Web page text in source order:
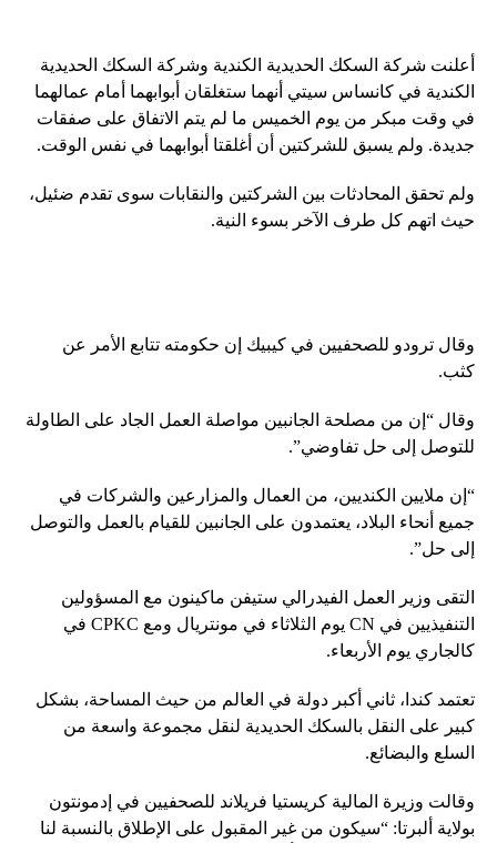
أعلنت شركة السكك الحديدية الكندية وشركة السكك الحديدية
الكندية في كانساس سيتي أنهما ستغلقان أبوابهما أمام عمالهما
في وقت مبكر من يوم الخميس ما لم يتم الاتفاق على صفقات
جديدة. ولم يسبق للشركتين أن أغلقتا أبوابهما في نفس الوقت.
ولم تحقق المحادثات بين الشركتين والنقابات سوى تقدم ضئيل،
حيث اتهم كل طرف الآخر بسوء النية.
وقال ترودو للصحفيين في كيبيك إن حكومته تتابع الأمر عن
كثب.
وقال “إن من مصلحة الجانبين مواصلة العمل الجاد على الطاولة
للتوصل إلى حل تفاوضي”.
“إن ملايين الكنديين، من العمال والمزارعين والشركات في
جميع أنحاء البلاد، يعتمدون على الجانبين للقيام بالعمل والتوصل
إلى حل”.
التقى وزير العمل الفيدرالي ستيفن ماكينون مع المسؤولين
التنفيذيين في CN يوم الثلاثاء في مونتريال ومع CPKC في
كالجاري يوم الأربعاء.
تعتمد كندا، ثاني أكبر دولة في العالم من حيث المساحة، بشكل
كبير على النقل بالسكك الحديدية لنقل مجموعة واسعة من
السلع والبضائع.
وقالت وزيرة المالية كريستيا فريلاند للصحفيين في إدمونتون
بولاية ألبرتا: “سيكون من غير المقبول على الإطلاق بالنسبة لنا